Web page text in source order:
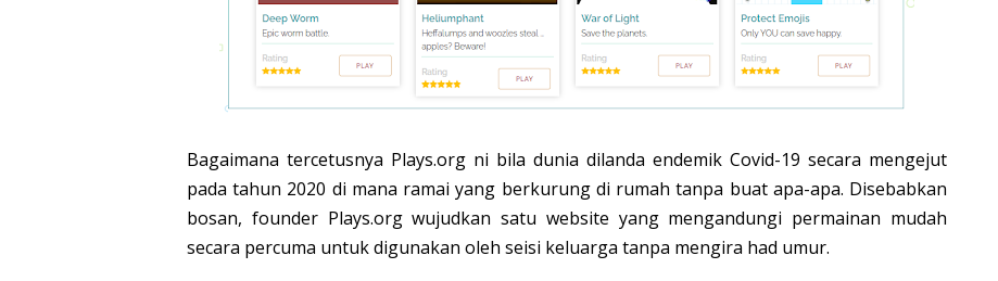
Bagaimana tercetusnya Plays.org ni bila dunia dilanda endemik Covid-19 secara mengejut
pada tahun 2020 di mana ramai yang berkurung di rumah tanpa buat apa-apa. Disebabkan
bosan, founder Plays.org wujudkan satu website yang mengandungi permainan mudah
secara percuma untuk digunakan oleh seisi keluarga tanpa mengira had umur.